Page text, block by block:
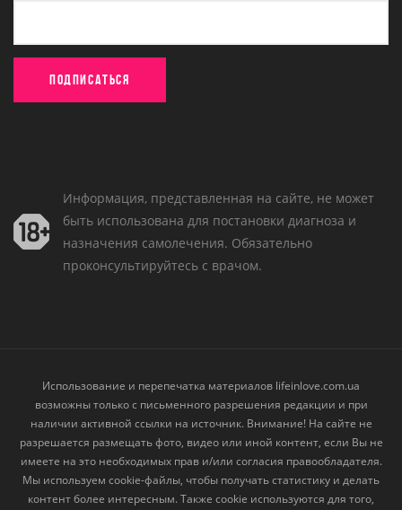
Информация, представленная на сайте, не может
быть использована для постановки диагноза и
назначения самолечения. Обязательно
проконсультируйтесь с врачом.
Использование и перепечатка материалов lifeinlove.com.ua
возможны только с письменного разрешения редакции и при
наличии активной ссылки на источник. Внимание! На сайте не
разрешается размещать фото, видео или иной контент, если Вы не
имеете на это необходимых прав и/или согласия правообладателя.
Мы используем cookie-файлы, чтобы получать статистику и делать
контент более интересным. Также cookie используются для того,